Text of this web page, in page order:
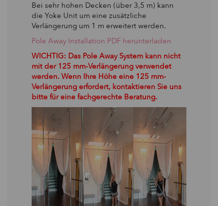
Bei sehr hohen Decken (über 3,5 m) kann
die Yoke Unit um eine zusätzliche
Verlängerung um 1 m erweitert werden.
Pole Away Installation PDF herunterladen
WICHTIG: Das Pole Away System kann nicht
mit der 125 mm-Verlängerung verwendet
werden. Wenn Ihre Höhe eine 125 mm-
Verlängerung erfordert, kontaktieren Sie uns
bitte für eine fachgerechte Beratung.